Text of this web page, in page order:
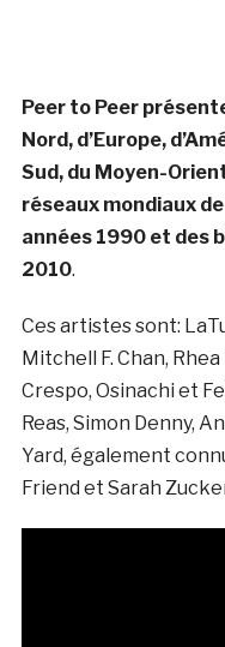
Peer to Peer
Nord, d’Europe,
Sud, du Moyen-
réseaux mondiaux
années 1990 et des
2010.
Ces artistes sont:
Mitchell F. Chan,
Crespo, Osinachi et
Reas, Simon Denny,
Yard, également
Friend et Sarah